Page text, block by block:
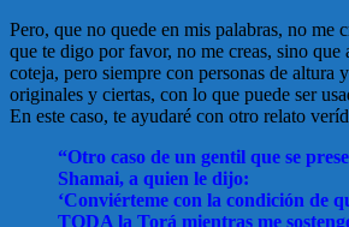
Pero, que no quede en mis palabras, no me
que te digo por favor, no me creas, sino que
coteja, pero siempre con personas de altura
originales y ciertas, con lo que puede ser
En este caso, te ayudaré con otro relato
“Otro caso de un gentil que se
Shamai, a quien le dijo:
‘Conviérteme con la condición de
TODA la Torá mientras me